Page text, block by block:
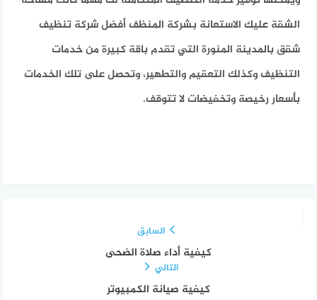
الشقة عليك الاستعانة بشركة المنظف أفضل شركة تنظيف
شقق بالمدينة المنورة التي تقدم باقة كبيرة من خدمات
التنظيف وكذلك التعقيم والتطهير، وتحصل على تلك الخدمات
بأسعار رخيصة وتخفيضات لا تتوقف.
السابق
كيفية أداء صلاة الضحى
التالي
كيفية صيانة الكمبيوتر